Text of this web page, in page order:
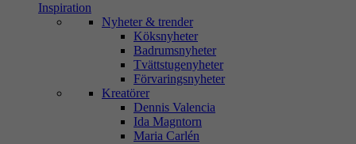
Inspiration
Nyheter & trender
Köksnyheter
Badrumsnyheter
Tvättstugenyheter
Förvaringsnyheter
Kreatörer
Dennis Valencia
Ida Magntorn
Maria Carlén